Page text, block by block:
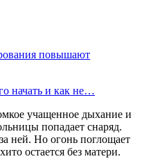
повышают
начать и как не…
учащенное дыхание и
попадает снаряд.
ней. Но огонь поглощает
остается без матери.